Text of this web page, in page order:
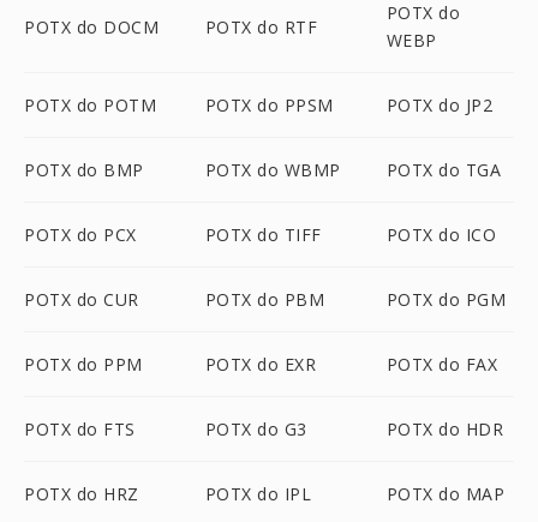
POTX do DOCM POTX do RTF
POTX do
WEBP
POTX do POTM POTX do PPSM POTX do JP2
POTX do BMP POTX do WBMP POTX do TGA
POTX do PCX POTX do TIFF POTX do ICO
POTX do CUR POTX do PBM POTX do PGM
POTX do PPM POTX do EXR POTX do FAX
POTX do FTS POTX do G3 POTX do HDR
POTX do HRZ POTX do IPL POTX do MAP